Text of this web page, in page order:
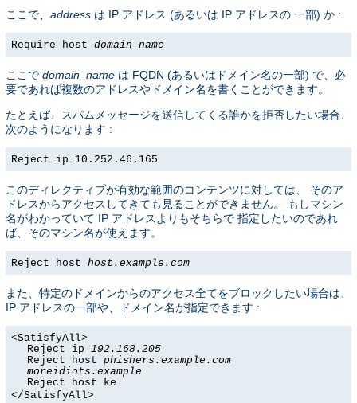
ここで、 address は IP アドレス (あるいは IP アドレスの 一部) か :
Require host domain_name
ここで domain_name は FQDN (あるいはドメイン名の一部) で、必
要であれば複数のアドレスやドメイン名を書くことができます。
たとえば、スパムメッセージを送信してくる誰かを拒否したい場合、
次のようになります :
Reject ip 10.252.46.165
このディレクティブが有効な範囲のコンテンツに対しては、 そのア
ドレスからアクセスしてきても見ることができません。 もしマシン
名がわかっていて IP アドレスよりもそちらで 指定したいのであれ
ば、そのマシン名が使えます。
Reject host host.example.com
また、特定のドメインからのアクセス全てをブロックしたい場合は、
IP アドレスの一部や、ドメイン名が指定できます :
<SatisfyAll>
Reject ip 192.168.205
Reject host phishers.example.com
moreidiots.example
Reject host ke
</SatisfyAll>